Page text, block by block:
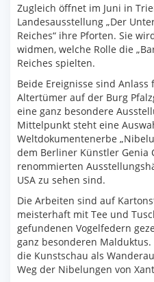
Zugleich öffnet im Juni in
Landesausstellung „Der
Reiches“ ihre Pforten. Sie
widmen, welche Rolle die
Reiches spielten.
Beide Ereignisse sind Anlass
Altertümer auf der Burg
eine ganz besondere
Mittelpunkt steht eine
Weltdokumentenerbe
dem Berliner Künstler Genia
renommierten
USA zu sehen sind.
Die Arbeiten sind auf
meisterhaft mit Tee und
gefundenen Vogelfedern
ganz besonderen
die Kunstschau als
Weg der Nibelungen von